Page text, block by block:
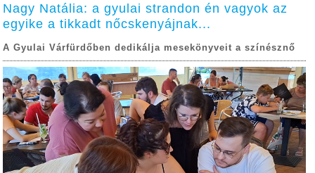
Nagy Natália: a gyulai strandon én vagyok az
egyike a tikkadt nőcskenyájnak...
A Gyulai Várfürdőben dedikálja mesekönyveit a színésznő